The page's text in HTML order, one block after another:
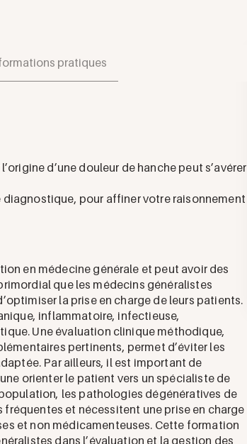
pratiques
d’une douleur de hanche peut s’avérer
pour affiner votre raisonnement
en médecine générale et peut avoir des
que les médecins généralistes
la prise en charge de leurs patients.
inflammatoire, infectieuse,
Une évaluation clinique méthodique,
pertinents, permet d’éviter les
Par ailleurs, il est important de
orienter le patient vers un spécialiste de
les pathologies dégénératives de
et nécessitent une prise en charge
et non médicamenteuses. Cette formation
dans l’évaluation et la gestion des